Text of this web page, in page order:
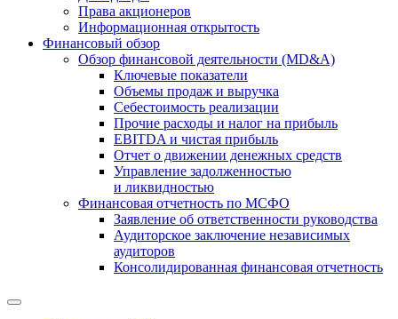
Права акционеров
Информационная открытость
Финансовый обзор
Обзор финансовой деятельности (MD&A)
Ключевые показатели
Объемы продаж и выручка
Себестоимость реализации
Прочие расходы и налог на прибыль
EBITDA и чистая прибыль
Отчет о движении денежных средств
Управление задолженностью
и ликвидностью
Финансовая отчетность по МСФО
Заявление об ответственности руководства
Аудиторское заключение независимых
аудиторов
Консолидированная финансовая отчетность